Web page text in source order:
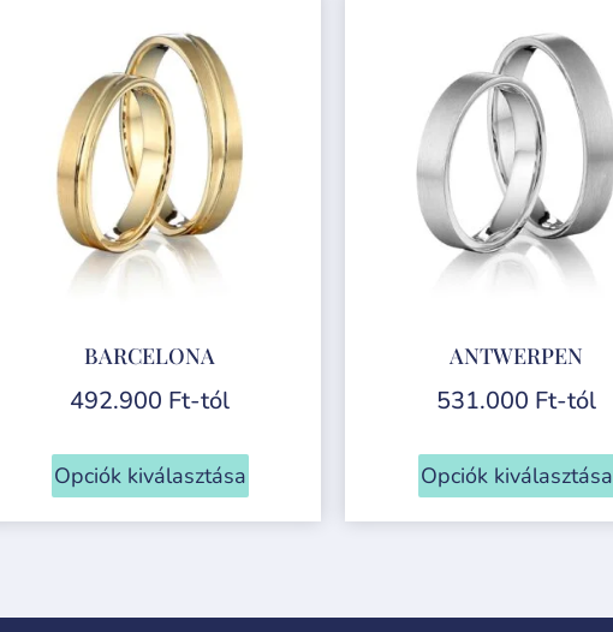
BARCELONA
492.900 Ft-tól
Opciók kiválasztása
ANTWERPEN
531.000 Ft-tól
Opciók kiválasztása